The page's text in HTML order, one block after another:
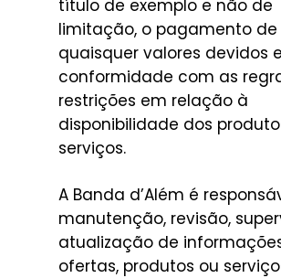
título de exemplo e não de
limitação, o pagamento de
quaisquer valores devidos
conformidade com as
restrições em relação à
disponibilidade dos
serviços.
A Banda d’Além é
manutenção, revisão,
atualização de
ofertas, produtos ou